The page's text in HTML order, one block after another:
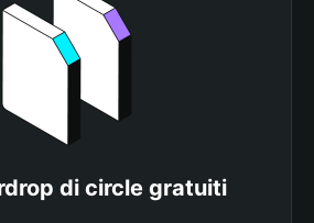
di circle gratuiti